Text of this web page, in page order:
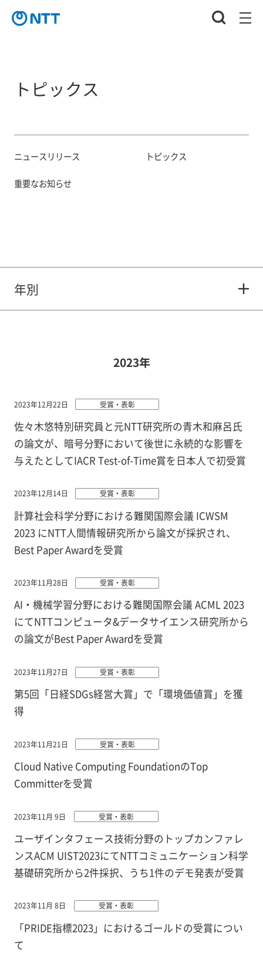
トピックス
ニュースリリース トピックス
重要なお知らせ
年別
2023年
2023年12月22日 受賞・表彰
佐々木悠特別研究員と元NTT研究所の青木和麻呂氏
の論文が、暗号分野において後世に永続的な影響を
与えたとしてIACR Test-of-Time賞を日本人で初受賞
2023年12月14日 受賞・表彰
計算社会科学分野における難関国際会議 ICWSM
2023 にNTT人間情報研究所から論文が採択され、
Best Paper Awardを受賞
2023年11月28日 受賞・表彰
AI・機械学習分野における難関国際会議 ACML 2023
にてNTTコンピュータ&データサイエンス研究所から
の論文がBest Paper Awardを受賞
2023年11月27日 受賞・表彰
第5回「日経SDGs経営大賞」で「環境価値賞」を獲
得
2023年11月21日 受賞・表彰
Cloud Native Computing FoundationのTop
Committerを受賞
2023年11月 9日 受賞・表彰
ユーザインタフェース技術分野のトップカンファレ
ンスACM UIST2023にてNTTコミュニケーション科学
基礎研究所から2件採択、うち1件のデモ発表が受賞
2023年11月 8日 受賞・表彰
「PRIDE指標2023」におけるゴールドの受賞につい
て